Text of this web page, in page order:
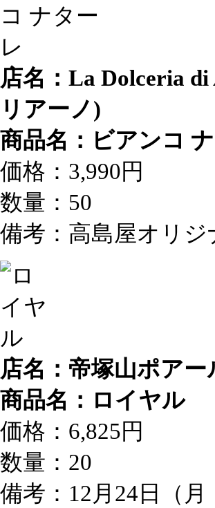
店名：La Dolceria
リアーノ)
商品名：ビアンコ
価格：3,990円
数量：50
備考：高島屋オリ
店名：帝塚山ポアー
商品名：ロイヤル
価格：6,825円
数量：20
備考：12月24日（月